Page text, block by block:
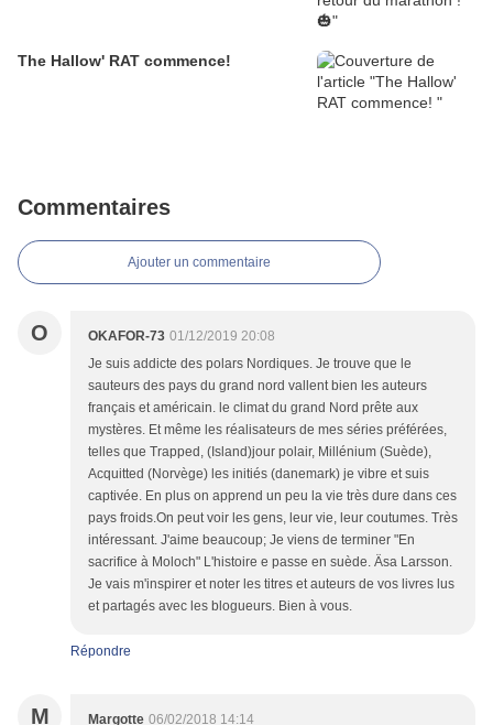
The Hallow' RAT commence!
Commentaires
Ajouter un commentaire
O OKAFOR-73 01/12/2019 20:08
Je suis addicte des polars Nordiques. Je trouve que le
sauteurs des pays du grand nord vallent bien les auteurs
français et américain. le climat du grand Nord prête aux
mystères. Et même les réalisateurs de mes séries préférées,
telles que Trapped, (Island)jour polair, Millénium (Suède),
Acquitted (Norvège) les initiés (danemark) je vibre et suis
captivée. En plus on apprend un peu la vie très dure dans ces
pays froids.On peut voir les gens, leur vie, leur coutumes. Très
intéressant. J'aime beaucoup; Je viens de terminer "En
sacrifice à Moloch" L'histoire e passe en suède. Äsa Larsson.
Je vais m'inspirer et noter les titres et auteurs de vos livres lus
et partagés avec les blogueurs. Bien à vous.
Répondre
M Margotte 06/02/2018 14:14